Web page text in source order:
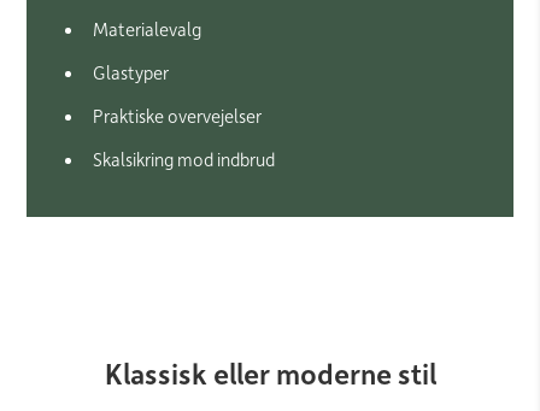
Materialevalg
Glastyper
Praktiske overvejelser
Skalsikring mod indbrud
Klassisk eller moderne stil